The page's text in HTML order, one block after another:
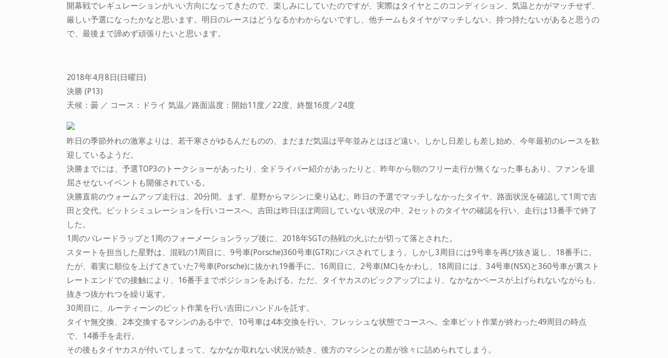
開幕戦でレギュレーションがいい方向になってきたので、楽しみにしていたのですが、実際はタイヤとこのコンディション、気温とかがマッチせず、
厳しい予選になったかなと思います。明日のレースはどうなるかわからないですし、他チームもタイヤがマッチしない、持つ持たないがあると思うの
で、最後まで諦めず頑張りたいと思います。
2018年4月8日(日曜日)
決勝 (P13)
天候：曇 ／ コース：ドライ 気温／路面温度：開始11度／22度、終盤16度／24度
昨日の季節外れの激寒よりは、若干寒さがゆるんだものの、まだまだ気温は平年並みとはほど遠い。しかし日差しも差し始め、今年最初のレースを歓
迎しているようだ。
決勝までには、予選TOP3のトークショーがあったり、全ドライバー紹介があったりと、昨年から朝のフリー走行が無くなった事もあり、ファンを退
屈させないイベントも開催されている。
決勝直前のウォームアップ走行は、20分間。まず、星野からマシンに乗り込む。昨日の予選でマッチしなかったタイヤ、路面状況を確認して1周で吉
田と交代。ピットシミュレーションを行いコースへ。吉田は昨日ほぼ周回していない状況の中、2セットのタイヤの確認を行い、走行は13番手で終了
した。
1周のパレードラップと1周のフォーメーションラップ後に、2018年SGTの熱戦の火ぶたが切って落とされた。
スタートを担当した星野は、混戦の1周目に、9号車(Porsche)360号車(GTR)にパスされてしまう。しかし3周目には9号車を再び抜き返し、18番手に。
たが、着実に順位を上げてきていた7号車(Porsche)に抜かれ19番手に。16周目に、2号車(MC)をかわし、18周目には、34号車(NSX)と360号車が裏スト
レートエンドでの接触により、16番手までポジションをあげる。ただ、タイヤカスのピックアップにより、なかなかペースが上げられないながらも、
抜きつ抜かれつを繰り返す。
30周目に、ルーティーンのピット作業を行い吉田にハンドルを託す。
タイヤ無交換、2本交換するマシンのある中で、10号車は4本交換を行い、フレッシュな状態でコースへ。全車ピット作業が終わった49周目の時点
で、14番手を走行。
その後もタイヤカスが付いてしまって、なかなか取れない状況が続き、後方のマシンとの差が徐々に詰められてしまう。